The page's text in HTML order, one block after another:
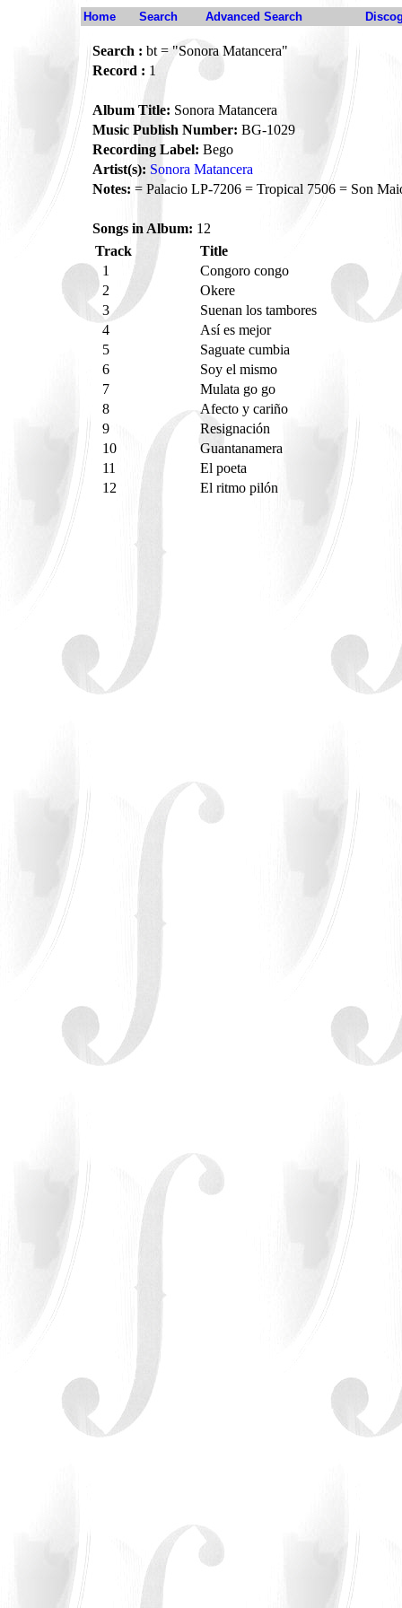
Home Search Advanced Search
Search : bt = "Sonora Matancera"
Record : 1
Album Title: Sonora Matancera
Music Publish Number: BG-1029
Recording Label: Bego
Artist(s): Sonora Matancera
Notes: = Palacio LP-7206 = Tropical 7506 = Son
Songs in Album: 12
Track
Title
1
Congoro congo
2
Okere
3
Suenan los tambores
4
Así es mejor
5
Saguate cumbia
6
Soy el mismo
7
Mulata go go
8
Afecto y cariño
9
Resignación
10
Guantanamera
11
El poeta
12
El ritmo pilón